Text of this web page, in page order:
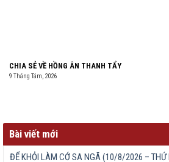
CHIA SẺ VỀ HỒNG ÂN THANH TẨY
9 Tháng Tám, 2026
Bài viết mới
ĐỂ KHỎI LÀM CỚ SA NGÃ (10/8/2026 – THỨ